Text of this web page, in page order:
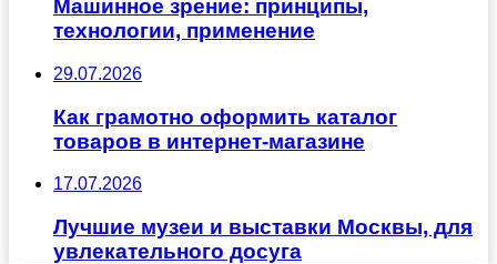
Машинное зрение: принципы,
технологии, применение
29.07.2026
Как грамотно оформить каталог
товаров в интернет-магазине
17.07.2026
Лучшие музеи и выставки Москвы, для
увлекательного досуга